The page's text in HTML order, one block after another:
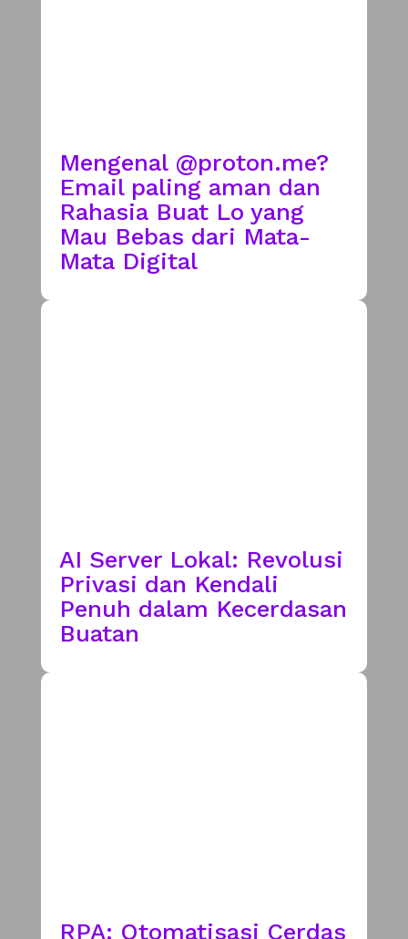
Mengenal @proton.me?
Email paling aman dan
Rahasia Buat Lo yang
Mau Bebas dari Mata-
Mata Digital
AI Server Lokal: Revolusi
Privasi dan Kendali
Penuh dalam Kecerdasan
Buatan
RPA: Otomatisasi Cerdas